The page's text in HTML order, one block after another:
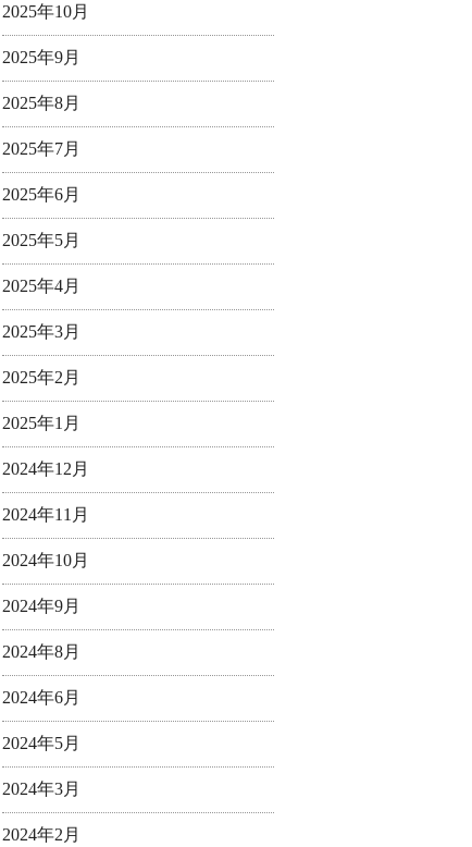
2025年10月
2025年9月
2025年8月
2025年7月
2025年6月
2025年5月
2025年4月
2025年3月
2025年2月
2025年1月
2024年12月
2024年11月
2024年10月
2024年9月
2024年8月
2024年6月
2024年5月
2024年3月
2024年2月